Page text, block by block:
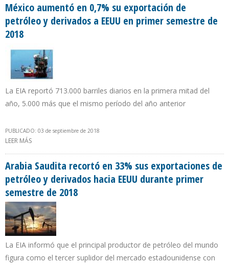
México aumentó en 0,7% su exportación de
petróleo y derivados a EEUU en primer semestre de
2018
La EIA reportó 713.000 barriles diarios en la primera mitad del
año, 5.000 más que el mismo período del año anterior
PUBLICADO: 03 de septiembre de 2018
LEER MÁS
Arabia Saudita recortó en 33% sus exportaciones de
petróleo y derivados hacia EEUU durante primer
semestre de 2018
La EIA informó que el principal productor de petróleo del mundo
figura como el tercer suplidor del mercado estadounidense con